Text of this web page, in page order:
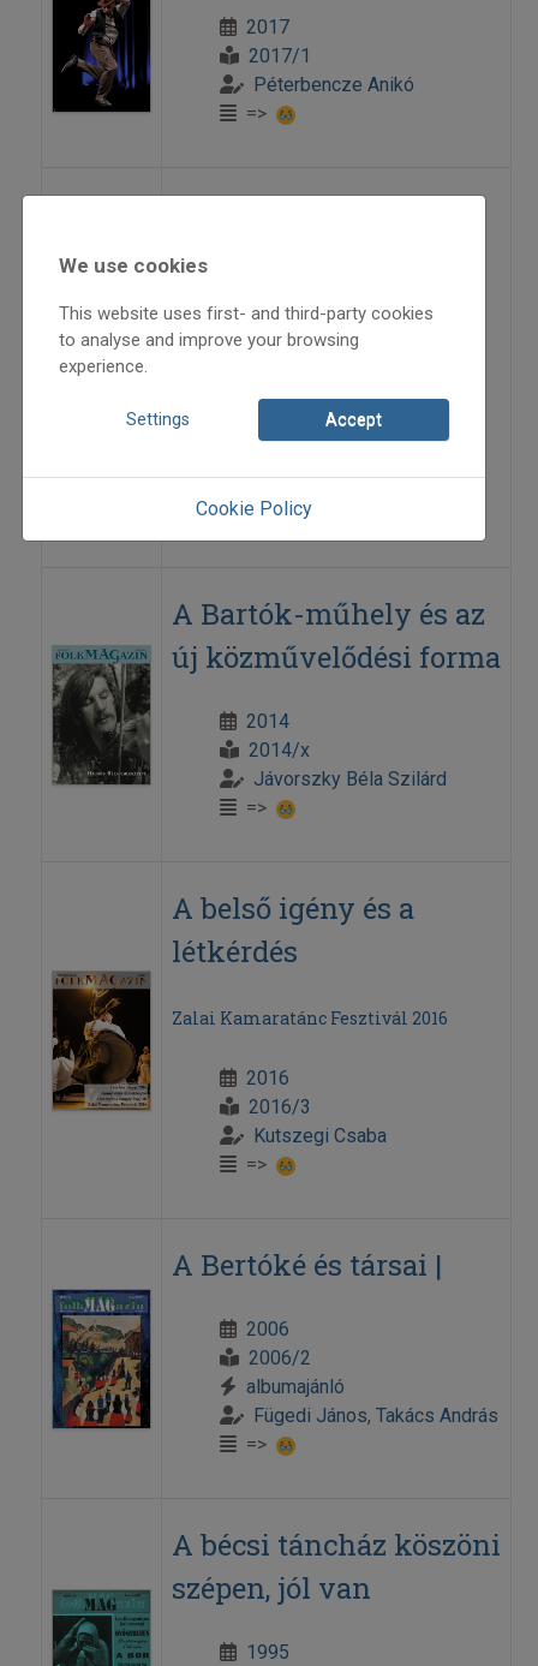
2017
2017/1
Péterbencze Anikó
=>
XXI. századi zenében
A bartóki út és a táncházmozgalom
Kelemen László
=>
A Bartók-műhely és az
új közművelődési forma
2014
2014/x
Jávorszky Béla Szilárd
=>
A belső igény és a
létkérdés
Zalai Kamaratánc Fesztivál 2016
2016
2016/3
Kutszegi Csaba
=>
A Bertóké és társai |
2006
2006/2
albumajánló
Fügedi János, Takács András
=>
A bécsi táncház köszöni
szépen, jól van
1995
We use cookies
This website uses first- and third-party cookies
to analyse and improve your browsing
experience.
Settings Accept
Cookie Policy